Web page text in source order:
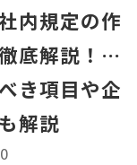
り込むべき項
内規定の作
底解説！盛
き項目や企
解説